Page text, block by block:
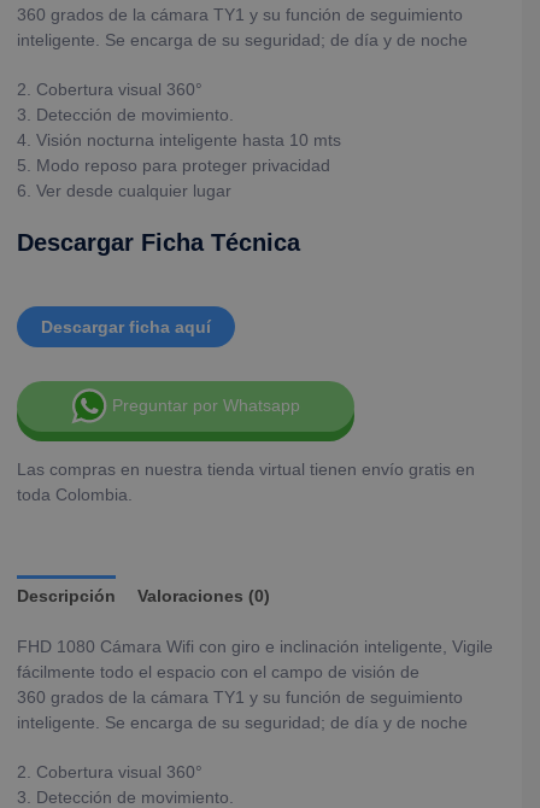
360 grados de la cámara TY1 y su función de seguimiento
inteligente. Se encarga de su seguridad; de día y de noche
2. Cobertura visual 360°
3. Detección de movimiento.
4. Visión nocturna inteligente hasta 10 mts
5. Modo reposo para proteger privacidad
6. Ver desde cualquier lugar
Descargar Ficha Técnica
Descargar ficha aquí
Preguntar por Whatsapp
Las compras en nuestra tienda virtual tienen envío gratis en
toda Colombia.
Descripción Valoraciones (0)
FHD 1080 Cámara Wifi con giro e inclinación inteligente, Vigile
fácilmente todo el espacio con el campo de visión de
360 grados de la cámara TY1 y su función de seguimiento
inteligente. Se encarga de su seguridad; de día y de noche
2. Cobertura visual 360°
3. Detección de movimiento.